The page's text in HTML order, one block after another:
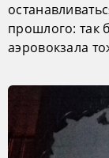
прошлого: так
аэровокзала